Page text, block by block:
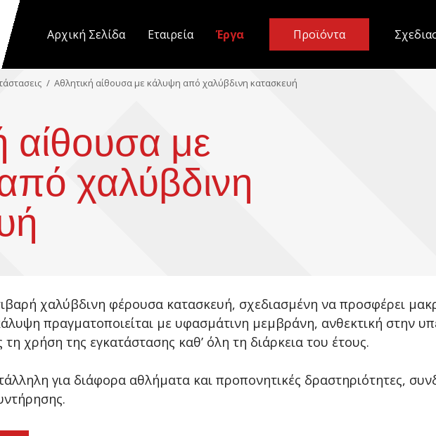
Αρχική Σελίδα Εταιρεία Έργα Προϊόντα
/ Αθλητική αίθουσα με κάλυψη από χαλύβδινη κατασκευή
αίθουσα με
χαλύβδινη
χαλύβδινη φέρουσα κατασκευή, σχεδιασμένη να προσφέρει
πραγματοποιείται με υφασμάτινη μεμβράνη, ανθεκτική στην
χρήση της εγκατάστασης καθ’ όλη τη διάρκεια του έτους.
για διάφορα αθλήματα και προπονητικές δραστηριότητες,